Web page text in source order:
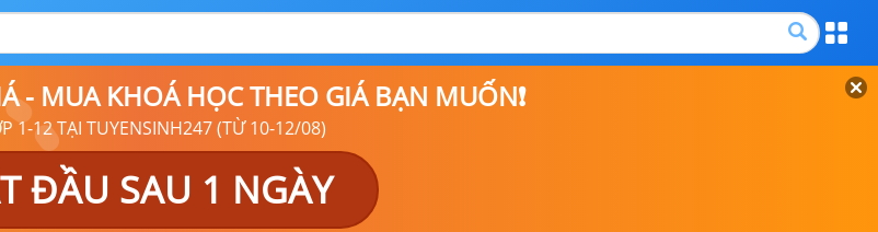
- MUA KHOÁ HỌC THEO GIÁ BẠN MUỐN❗
1-12 TẠI TUYENSINH247 (TỪ 10-12/08)
ĐẦU SAU 1 NGÀY